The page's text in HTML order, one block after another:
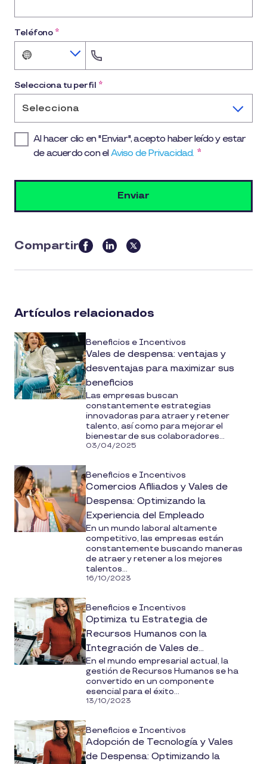
Teléfono *
No
selected
Selecciona tu perfil *
Selecciona
Al hacer clic en "Enviar", acepto haber leído y estar
de acuerdo con elAviso de Privacidad. *
Compartir
this
article
media
Artículos relacionados
Beneficios e Incentivos
Vales de despensa: ventajas y
desventajas para maximizar sus
beneficios
Las empresas buscan
constantemente estrategias
innovadoras para atraer y retener
talento, así como para mejorar el
bienestar de sus colaboradores...
03/04/2025
Beneficios e Incentivos
Comercios Afiliados y Vales de
Despensa: Optimizando la
Experiencia del Empleado
En un mundo laboral altamente
competitivo, las empresas están
constantemente buscando maneras
de atraer y retener a los mejores
talentos...
16/10/2023
Beneficios e Incentivos
Optimiza tu Estrategia de
Recursos Humanos con la
Integración de Vales de
Despensa
En el mundo empresarial actual, la
gestión de Recursos Humanos se ha
convertido en un componente
esencial para el éxito...
13/10/2023
Beneficios e Incentivos
Adopción de Tecnología y Vales
de Despensa: Optimizando la